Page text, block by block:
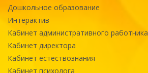
Дошкольное образование
Интерактив
Кабинет административного работника
Кабинет директора
Кабинет естествознания
Кабинет психолога